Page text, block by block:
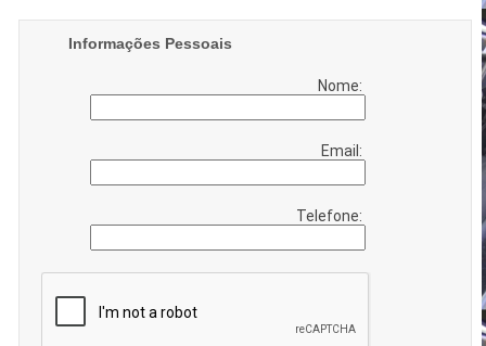
Informações Pessoais
Nome:
Email:
Telefone: